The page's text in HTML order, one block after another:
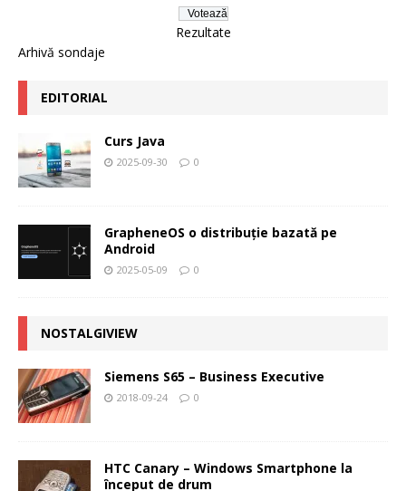
Rezultate
Arhivă sondaje
EDITORIAL
Curs Java
2025-09-30 0
GrapheneOS o distribuție bazată pe
Android
2025-05-09 0
NOSTALGIVIEW
Siemens S65 – Business Executive
2018-09-24 0
HTC Canary – Windows Smartphone la
început de drum